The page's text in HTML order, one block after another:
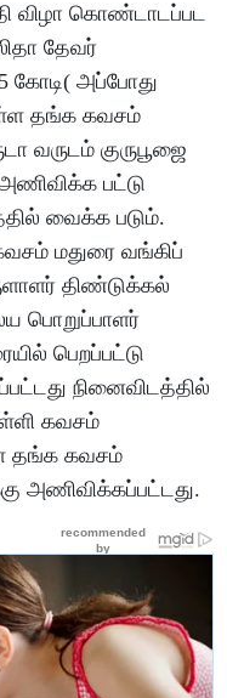
விழா கொண்டாடப்பட
தேவர்
கோடி( அப்போது
தங்க கவசம்
வருடம் குருபூஜை
பட்டு
வைக்க படும்.
மதுரை வங்கிப்
திண்டுக்கல்
பொறுப்பாளர்
பெறப்பட்டு
நினைவிடத்தில்
கவசம்
தங்க கவசம்
அணிவிக்கப்பட்டது.